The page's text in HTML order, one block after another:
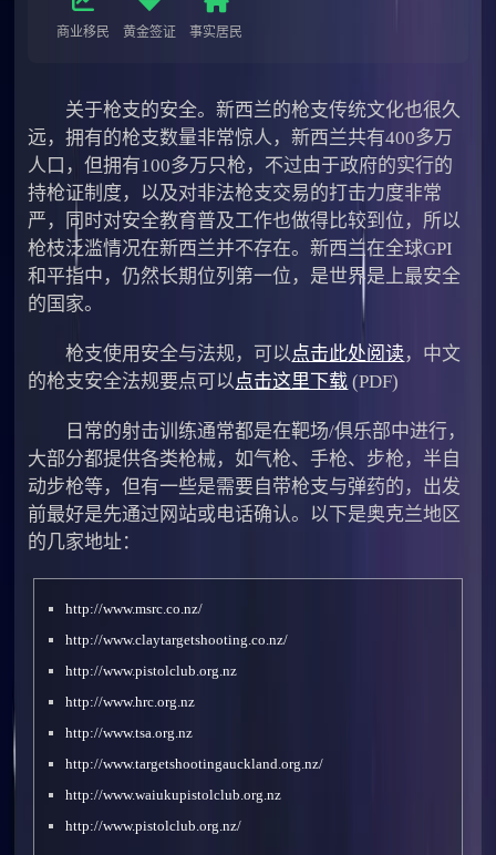
商业移民 黄金签证 事实居民
关于枪支的安全。新西兰的枪支传统文化也很久
远，拥有的枪支数量非常惊人，新西兰共有400多万
人口，但拥有100多万只枪，不过由于政府的实行的
持枪证制度，以及对非法枪支交易的打击力度非常
严，同时对安全教育普及工作也做得比较到位，所以
枪枝泛滥情况在新西兰并不存在。新西兰在全球GPI
和平指中，仍然长期位列第一位，是世界是上最安全
的国家。
枪支使用安全与法规，可以点击此处阅读 ，中文
的枪支安全法规要点可以点击这里下载 (PDF)
日常的射击训练通常都是在靶场/俱乐部中进行，
大部分都提供各类枪械，如气枪、手枪、步枪，半自
动步枪等，但有一些是需要自带枪支与弹药的，出发
前最好是先通过网站或电话确认。以下是奥克兰地区
的几家地址：
http://www.msrc.co.nz/
http://www.claytargetshooting.co.nz/
http://www.pistolclub.org.nz
http://www.hrc.org.nz
http://www.tsa.org.nz
http://www.targetshootingauckland.org.nz/
http://www.waiukupistolclub.org.nz
http://www.pistolclub.org.nz/